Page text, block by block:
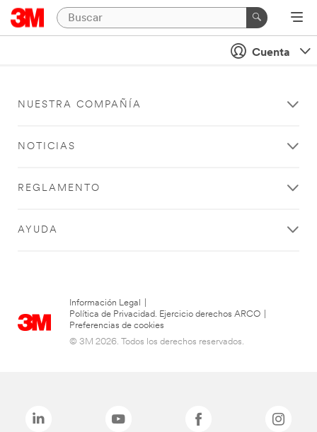
Cuenta
NUESTRA COMPAÑÍA
NOTICIAS
REGLAMENTO
AYUDA
Información Legal
Política de Privacidad. Ejercicio derechos ARCO
Preferencias de cookies
© 3M 2026. Todos los derechos reservados.